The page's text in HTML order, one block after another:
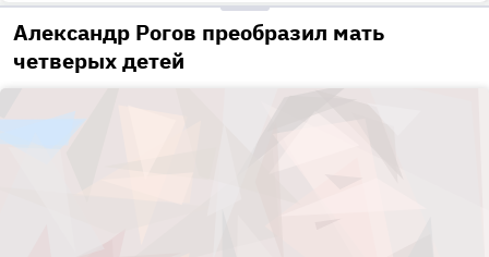
Александр Рогов преобразил мать
четверых детей